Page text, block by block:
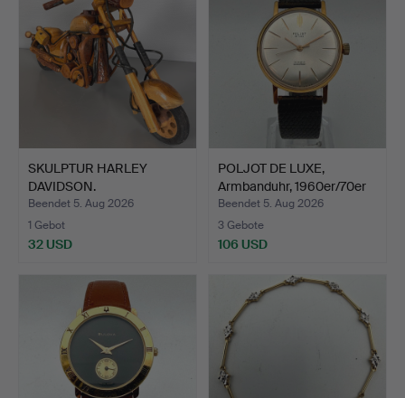
SKULPTUR HARLEY
DAVIDSON.
Beendet 5. Aug 2026
1 Gebot
32 USD
POLJOT DE LUXE,
Armbanduhr, 1960er/70er
Ja…
Beendet 5. Aug 2026
3 Gebote
106 USD